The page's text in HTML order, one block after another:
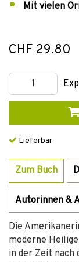
Mit vielen
CHF 29.80
Lieferbar
Zum Buch
Autorinnen &
Die
moderne
in der Zeit nach